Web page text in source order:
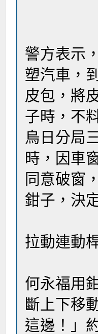
警方表示
塑汽車，
皮包，將
子時，不
烏日分局
時，因車
同意破窗
鉗子，決
拉動連動
何永福用
斷上下移
這邊！」